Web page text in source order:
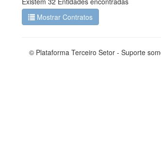
Mostrar Contratos
© Plataforma Terceiro Setor - Suporte